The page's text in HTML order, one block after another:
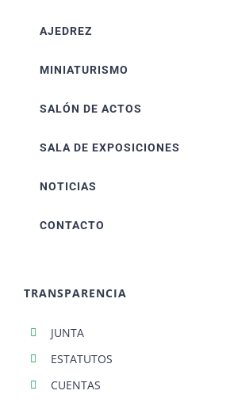
AJEDREZ
MINIATURISMO
SALÓN DE ACTOS
SALA DE EXPOSICIONES
NOTICIAS
CONTACTO
TRANSPARENCIA
JUNTA
ESTATUTOS
CUENTAS